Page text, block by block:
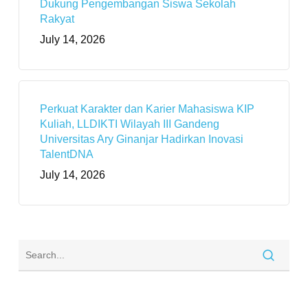
Dukung Pengembangan Siswa Sekolah
Rakyat
July 14, 2026
Perkuat Karakter dan Karier Mahasiswa KIP
Kuliah, LLDIKTI Wilayah III Gandeng
Universitas Ary Ginanjar Hadirkan Inovasi
TalentDNA
July 14, 2026